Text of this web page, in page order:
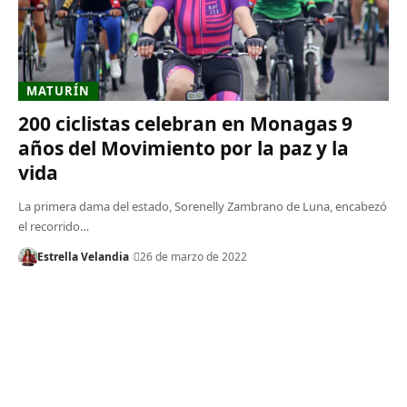
MATURÍN
200 ciclistas celebran en Monagas 9
años del Movimiento por la paz y la
vida
La primera dama del estado, Sorenelly Zambrano de Luna, encabezó
el recorrido…
Estrella Velandia 26 de marzo de 2022